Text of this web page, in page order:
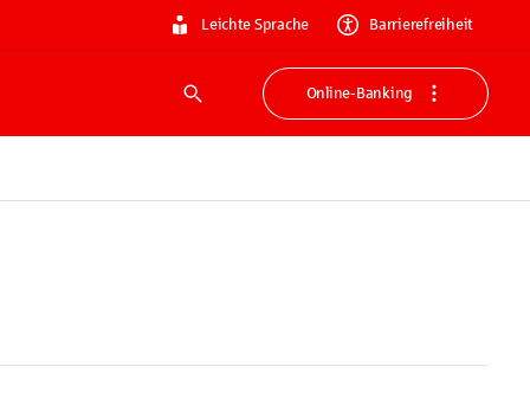
Leichte Sprache Barrierefreiheit
Suche
Online-Banking